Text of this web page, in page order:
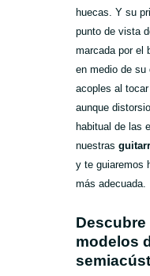
huecas. Y su
punto de vista
marcada por el
en medio de
acoples al
aunque
habitual de las
nuestras
y te guiaremos
más adecuada.
modelos